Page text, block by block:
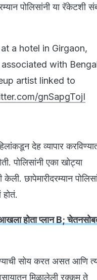
पोलिसांनी या रॅकेटशी
a hotel in Girgaon,
with
artist linked to
gnSapgTojI
देह व्यापार
पोलिसांनी एका खोट्या
छापेमारीदरम्यान
होतं.
होता प्लान B;
सोय करत असत आणि
मिळालेली रक्कम ते